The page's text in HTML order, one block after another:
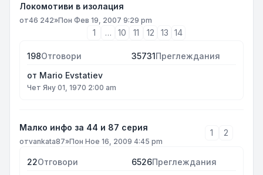
Локомотиви в изолация
от46 242»Пон Фев 19, 2007 9:29 pm
1 … 10 11 12 13 14
198Отговори 35731Преглеждания
от Mario Evstatiev
Чет Яну 01, 1970 2:00 am
Малко инфо за 44 и 87 серия
отvankata87»Пон Ное 16, 2009 4:45 pm
1 2
22Отговори 6526Преглеждания